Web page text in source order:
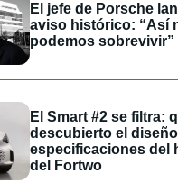
El jefe de Porsche
aviso histórico: “Así
podemos sobrevivir”
El Smart #2 se filtra:
descubierto el
especificaciones del
del Fortwo